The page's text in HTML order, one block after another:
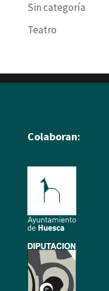
Sin categoría
Teatro
Colaboran: